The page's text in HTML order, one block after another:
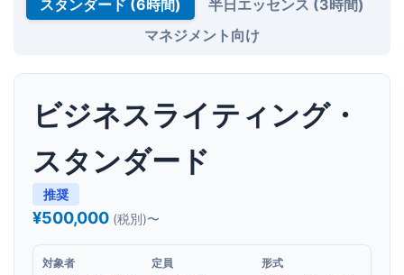
スタンダード (6時間)
半日エッセンス (3時間)
マネジメント向け
ビジネスライティング・
スタンダード
推奨
¥500,000 (税別)〜
対象者 定員 形式